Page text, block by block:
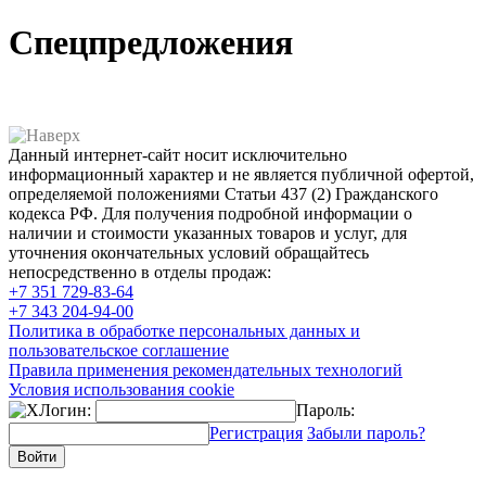
Спецпредложения
Данный интернет-сайт носит исключительно
информационный характер и не является публичной офертой,
определяемой положениями Статьи 437 (2) Гражданского
кодекса РФ. Для получения подробной информации о
наличии и стоимости указанных товаров и услуг, для
уточнения окончательных условий обращайтесь
непосредственно в отделы продаж:
+7 351 729-83-64
+7 343 204-94-00
Политика в обработке персональных данных и
пользовательское соглашение
Правила применения рекомендательных технологий
Условия использования cookie
Логин:
Пароль:
Регистрация Забыли пароль?